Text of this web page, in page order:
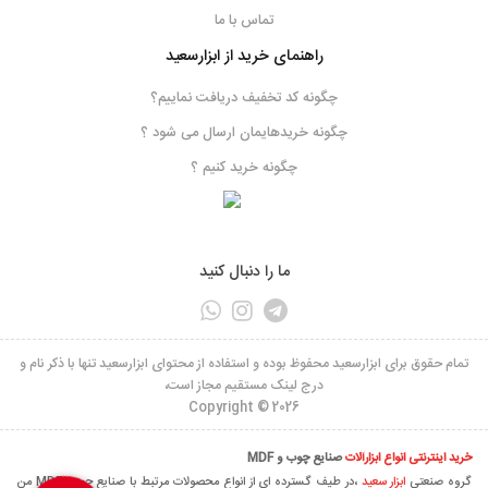
تماس با ما
راهنمای خرید از ابزارسعید
چگونه کد تخفیف دریافت نماییم؟
چگونه خریدهایمان ارسال می شود ؟
چگونه خرید کنیم ؟
ما را دنبال کنید
تمام حقوق برای ابزارسعید محفوظ بوده و استفاده از محتوای ابزارسعید تنها با ذکر نام و
درج لینک مستقیم مجاز است،
Copyright © 2026
خرید اینترنتی انواع ابزارآلاتصنایع چوب و MDF
گروه صنعتی ابزار سعید ،در طیف گسترده ای از انواع محصولات مرتبط با صنایع چوب ،MDF من